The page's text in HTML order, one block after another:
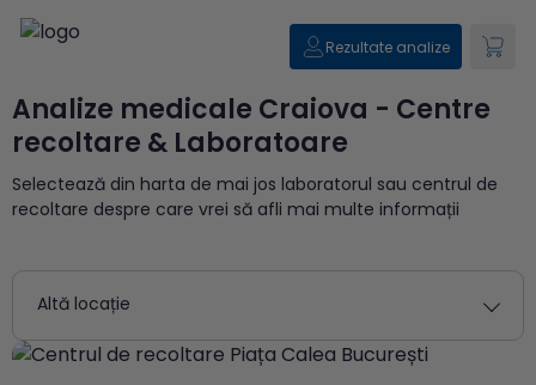
Rezultate analize
Analize medicale Craiova - Centre
recoltare & Laboratoare
Selectează din harta de mai jos laboratorul sau centrul de
recoltare despre care vrei să afli mai multe informații
Altă locație